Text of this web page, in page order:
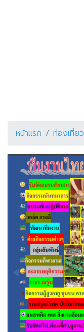
หน้าแรก ท่องเที่ยว